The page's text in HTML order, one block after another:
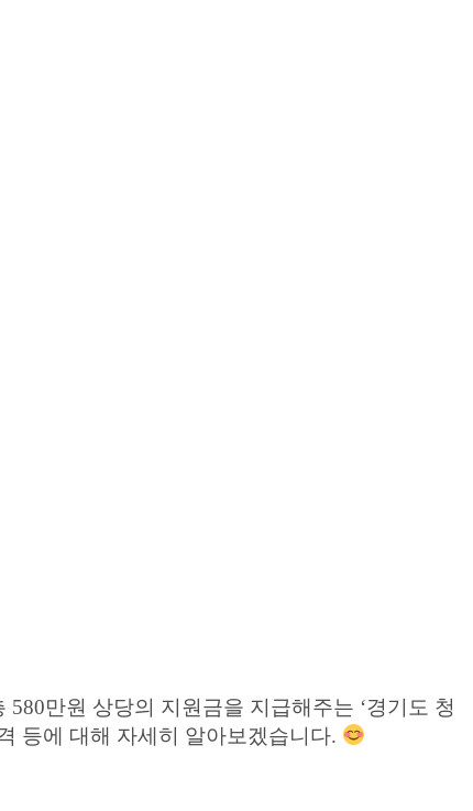
만원 상당의 지원금을 지급해주는 ‘경기도 청
등에 대해 자세히 알아보겠습니다.